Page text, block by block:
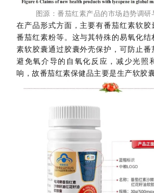
图源：番茄红素产品的市场趋势调研
在产品形式方面，主要有番茄红素软胶
番茄红素粉等。这与其特殊的易氧化结
素软胶囊通过胶囊外壳保护，可防止番
避免氧介导的自氧化反应，减少光照
响，故番茄红素保健品主要是生产软胶囊